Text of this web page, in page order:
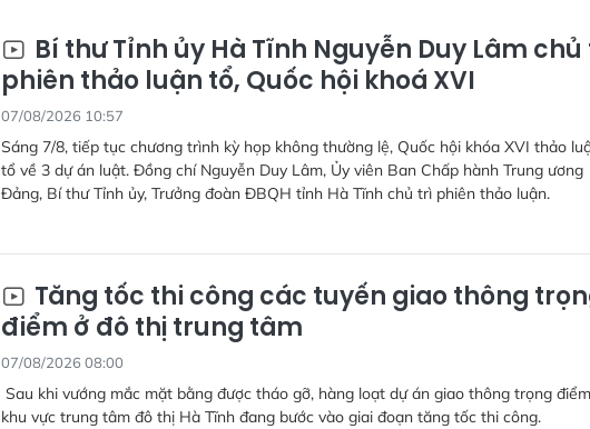
Bí thư Tỉnh ủy Hà Tĩnh Nguyễn Duy Lâm
phiên thảo luận tổ, Quốc hội khoá XVI
07/08/2026 10:57
Sáng 7/8, tiếp tục chương trình kỳ họp không thường lệ, Quốc hội khóa XVI thảo
tổ về 3 dự án luật. Đồng chí Nguyễn Duy Lâm, Ủy viên Ban Chấp hành Trung ương
Đảng, Bí thư Tỉnh ủy, Trưởng đoàn ĐBQH tỉnh Hà Tĩnh chủ trì phiên thảo luận.
Tăng tốc thi công các tuyến giao thông
điểm ở đô thị trung tâm
07/08/2026 08:00
Sau khi vướng mắc mặt bằng được tháo gỡ, hàng loạt dự án giao thông trọng
khu vực trung tâm đô thị Hà Tĩnh đang bước vào giai đoạn tăng tốc thi công.